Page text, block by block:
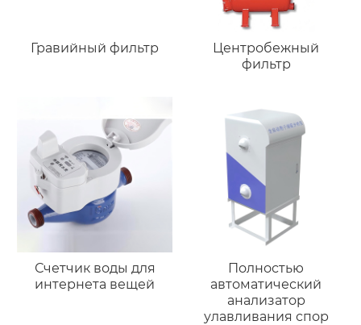
Гравийный фильтр
Центробежный
фильтр
Счетчик воды для
интернета вещей
Полностью
автоматический
анализатор
улавливания спор